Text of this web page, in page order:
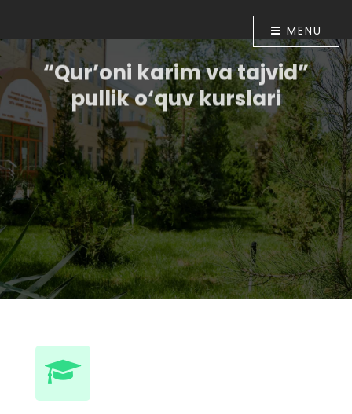
MENU
“Qur’oni karim va tajvid”
pullik o‘quv kurslari
O‘zbekiston Respublikasi Prezidentining “Diniy-
ma`rifiy soha faoliyatini tubdan takomillashtirish
chora-tadbirlari to‘g‘risida”gi 2018 yil 16 apreldagi PF-
5416-sonli Farmoni bilan tasdiqlangan chora-
tadbirlar Dasturining 6-bandida belgilangan vazifalar
ijrosini ta`minlash maqsadida O‘zbekiston
musulmonlari idorasining 2018 yil 30 apreldagi
01A/056-sonli buyrug‘i tasdiqlandi. Shu munosabat
bilan Muhammad ibn Ahmad al-Bernuiy madrasasida
2018 yil 10 iyundan boshlab “Qur’oni karim va tajvid”